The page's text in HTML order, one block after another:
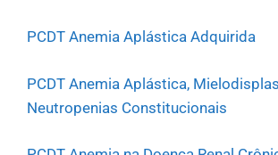
PCDT Anemia Aplástica Adquirida
PCDT Anemia Aplástica,
Neutropenias Constitucionais